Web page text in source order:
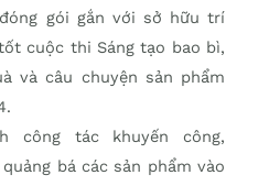
gói gắn với sở hữu trí
cuộc thi Sáng tạo bao bì,
và câu chuyện sản phẩm
công tác khuyến công,
bá các sản phẩm vào